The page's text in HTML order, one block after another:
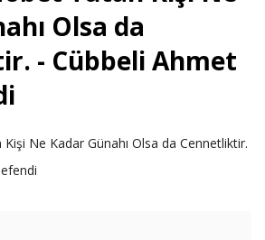
Olsa da
- Cübbeli Ahmet
Ne Kadar Günahı Olsa da Cennetliktir.